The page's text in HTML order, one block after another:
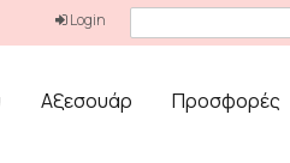
Login
Αξεσουάρ Προσφορές